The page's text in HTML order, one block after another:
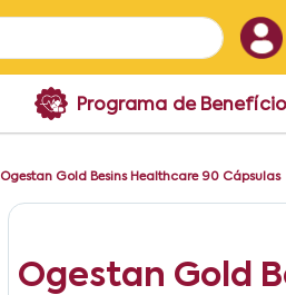
Programa de
Ogestan Gold Besins Healthcare 90 Cápsulas
Ogestan Gold